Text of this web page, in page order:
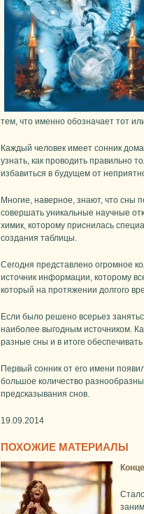
тем, что именно обозначает тот
Каждый человек имеет сонник
узнать, как проводить правильно
избавиться в будущем от
Многие, наверное, знают, что сны
совершать уникальные научные
химик, которому приснилась
создания таблицы.
Сегодня представлено огромное
источник информации, которому
который на протяжении долгого
Если было решено всерьез
наиболее выгодным источником.
разные сны и в итоге
Первый сонник от его имени
большое количество
предсказывания снов.
19.09.2014
ПОХОЖИЕ МАТЕРИАЛЫ